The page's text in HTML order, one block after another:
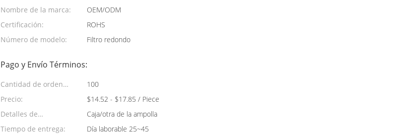
Nombre de la marca:
OEM/ODM
Certificación:
ROHS
Número de modelo:
Filtro redondo
Pago y Envío Términos:
Cantidad de orden
mínima:
100
Precio:
$14.52 - $17.85 / Piece
Detalles de
empaquetado:
Caja/otra de la ampolla
Tiempo de entrega:
Día laborable 25~45